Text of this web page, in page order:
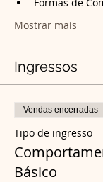
Mostrar mais
Ingressos
Vendas encerradas
Tipo de ingresso
Básico